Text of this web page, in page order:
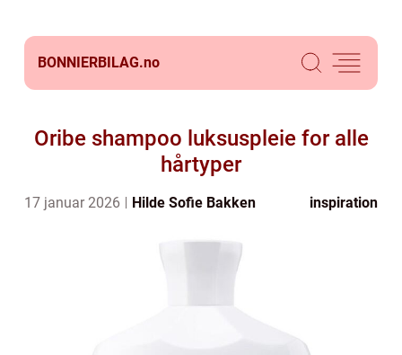
BONNIERBILAG.no
Oribe shampoo luksuspleie for alle
hårtyper
17 januar 2026 Hilde Sofie Bakken inspiration